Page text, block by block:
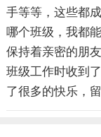
手等等，这些都
哪个班级，我都
保持着亲密的朋
班级工作时收到
了很多的快乐，